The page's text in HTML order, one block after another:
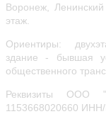
Воронеж, Ленинский
этаж.
Ориентиры:
здание - бывшая
общественного
Реквизиты ООО
1153668020660 ИНН/